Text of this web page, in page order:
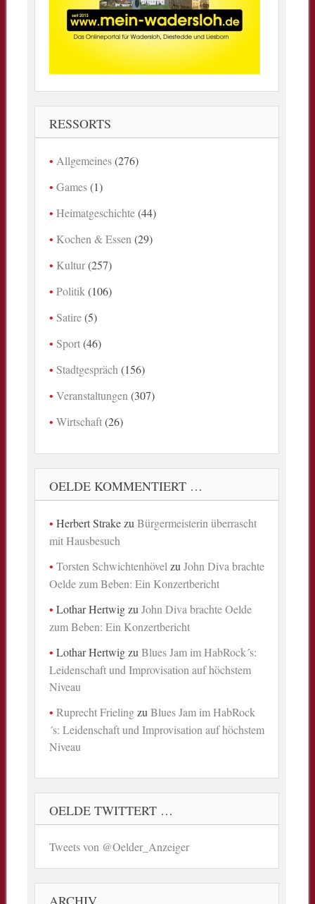
RESSORTS
Allgemeines(276)
Games(1)
Heimatgeschichte(44)
Kochen & Essen (29)
Kultur(257)
Politik (106)
Satire(5)
Sport(46)
Stadtgespräch (156)
Veranstaltungen (307)
Wirtschaft(26)
OELDE KOMMENTIERT …
Herbert StrakezuBürgermeisterin überrascht
mit Hausbesuch
Torsten Schwichtenhövel zuJohn Diva brachte
Oelde zum Beben: Ein Konzertbericht
Lothar HertwigzuJohn Diva brachte Oelde
zum Beben: Ein Konzertbericht
Lothar HertwigzuBlues Jam im HabRock´s:
Leidenschaft und Improvisation auf höchstem
Niveau
Ruprecht FrielingzuBlues Jam im HabRock
´s: Leidenschaft und Improvisation auf höchstem
Niveau
OELDE TWITTERT …
Tweets von @Oelder_Anzeiger
ARCHIV